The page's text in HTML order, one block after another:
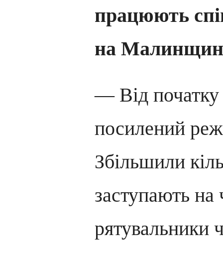
працюють
на
— Від
посилений
Збільшили
заступають на
рятувальники